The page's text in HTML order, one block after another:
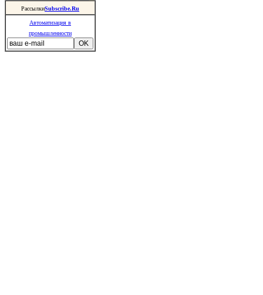
РассылкиSubscribe.Ru
Автоматизация в
промышленности